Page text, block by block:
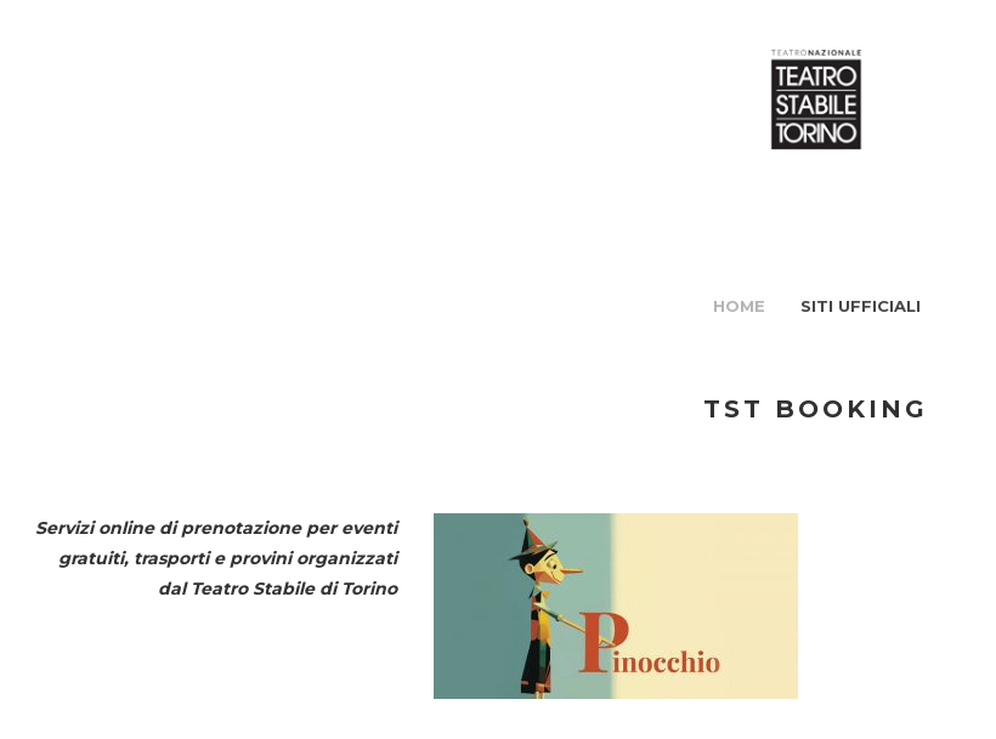
HOME SITI UFFICIALI
TST BOOKING
Servizi online di prenotazione per eventi
gratuiti, trasporti e provini organizzati
dal Teatro Stabile di Torino